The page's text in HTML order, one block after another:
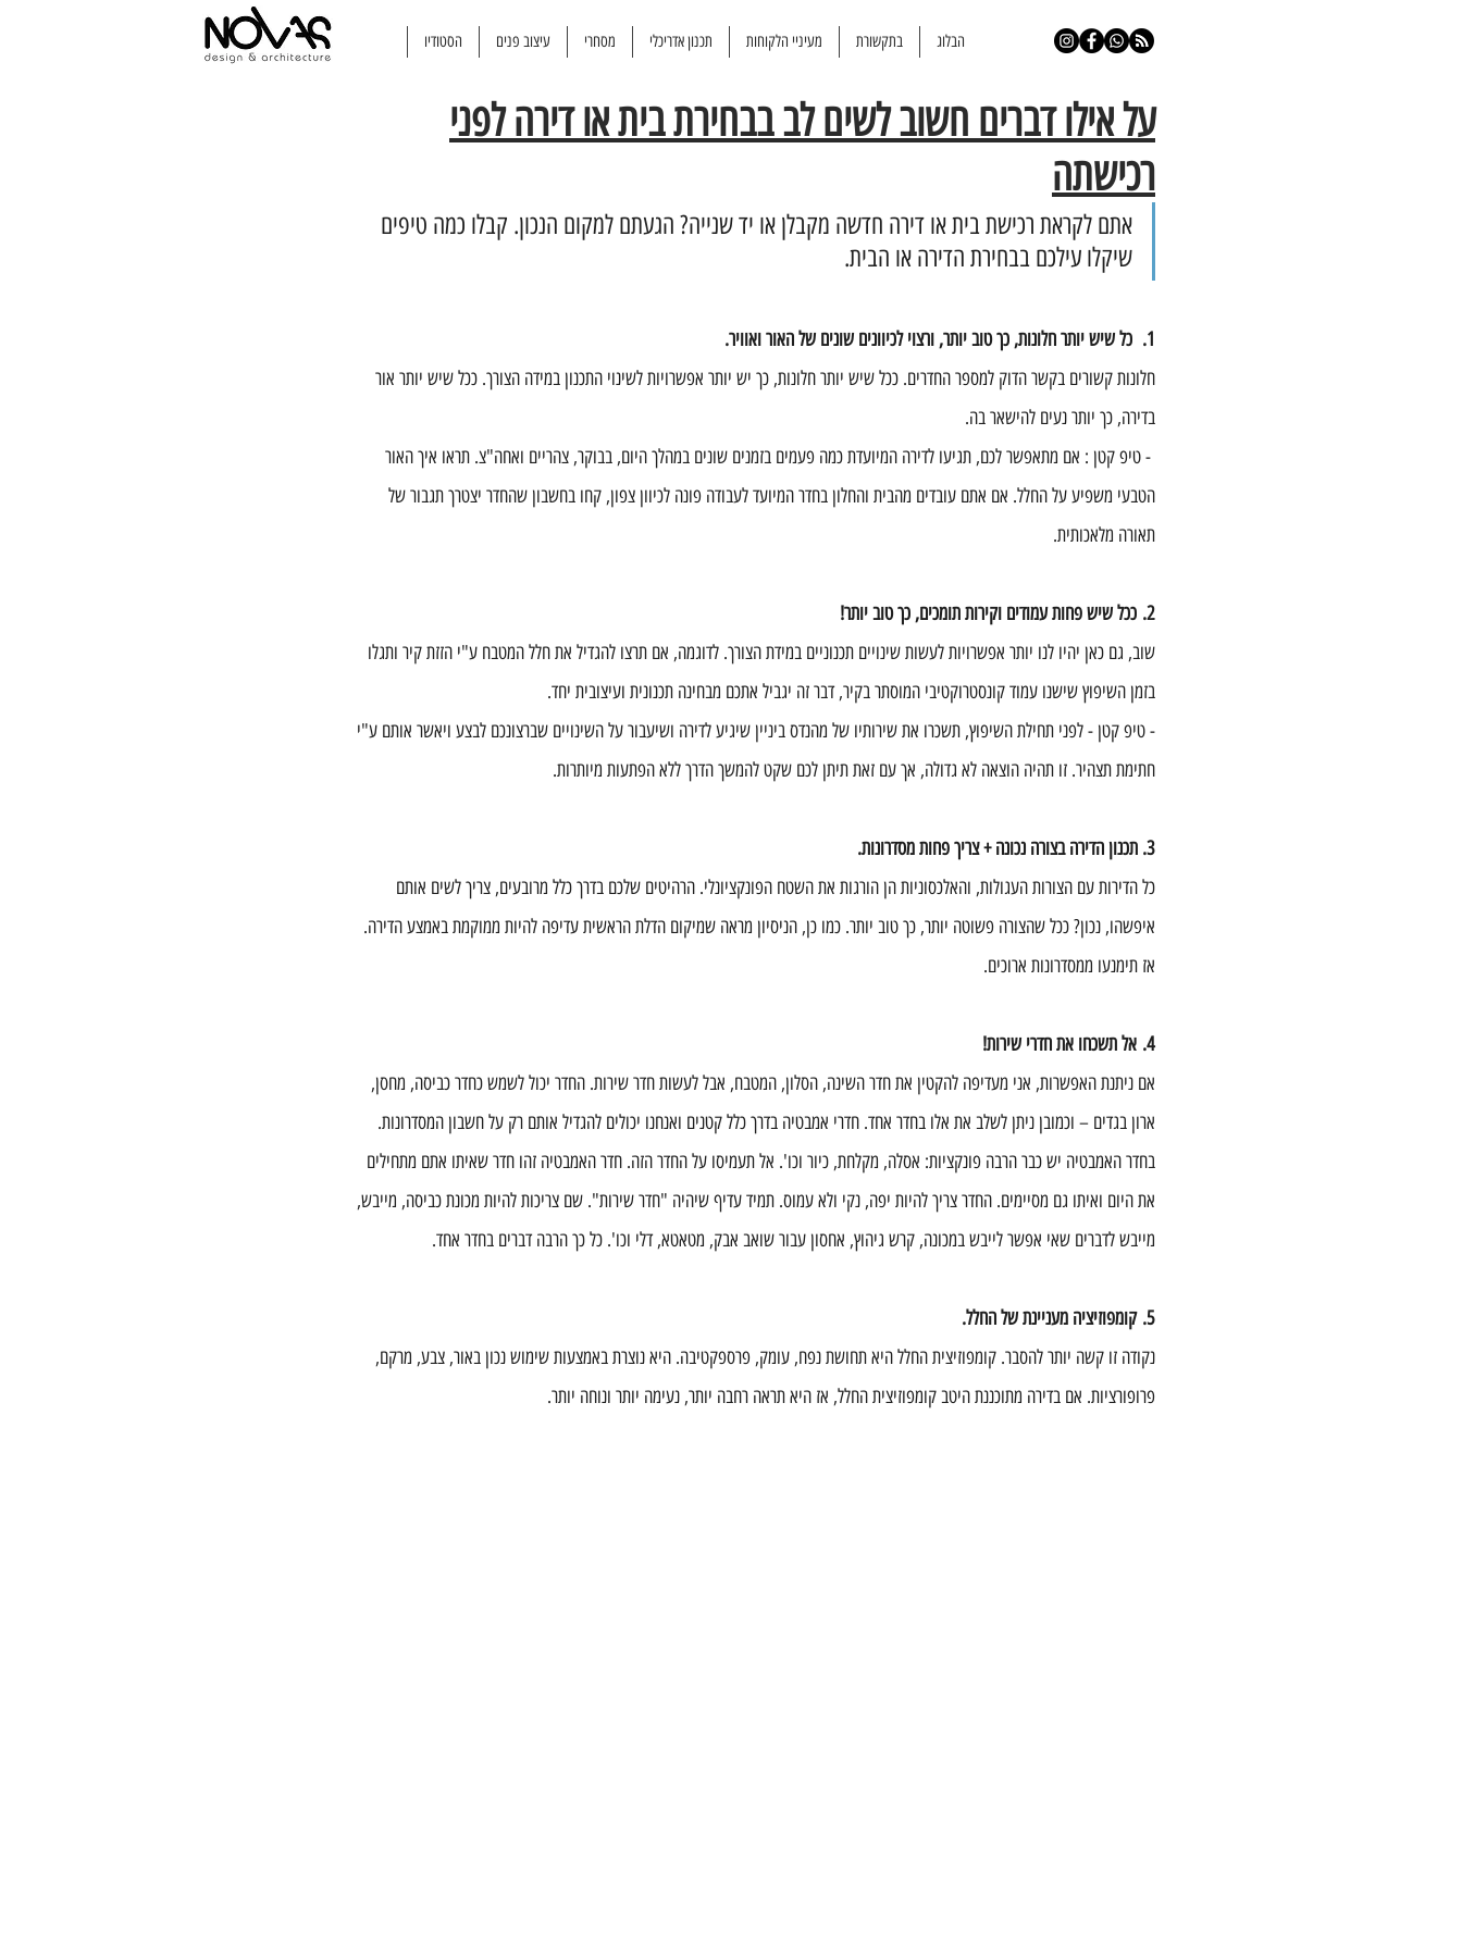
הסטודיו עיצוב פנים מסחרי תכנון אדריכלי מעיניי הלקוחות בתקשורת הבלוג
על אילו דברים חשוב לשים לב בבחירת בית או דירה לפני
רכישתה
אתם לקראת רכישת בית או דירה חדשה מקבלן או יד שנייה? הגעתם למקום הנכון. קבלו כמה טיפים
שיקלו עילכם בבחירת הדירה או הבית.
1.  כל שיש יותר חלונות, כך טוב יותר, ורצוי לכיוונים שונים של האור ואוויר.
חלונות קשורים בקשר הדוק למספר החדרים. ככל שיש יותר חלונות, כך יש יותר אפשרויות לשינוי התכנון במידה הצורך. ככל שיש יותר אור
בדירה, כך יותר נעים להישאר בה.
- טיפ קטן : אם מתאפשר לכם, תגיעו לדירה המיועדת כמה פעמים בזמנים שונים במהלך היום, בבוקר, צהריים ואחה"צ. תראו איך האור
הטבעי משפיע על החלל. אם אתם עובדים מהבית והחלון בחדר המיועד לעבודה פונה לכיוון צפון, קחו בחשבון שהחדר יצטרך תגבור של
תאורה מלאכותית.
2. ככל שיש פחות עמודים וקירות תומכים, כך טוב יותר!
שוב, גם כאן יהיו לנו יותר אפשרויות לעשות שינויים תכנוניים במידת הצורך. לדוגמה, אם תרצו להגדיל את חלל המטבח ע"י הזזת קיר ותגלו
בזמן השיפוץ שישנו עמוד קונסטרוקטיבי המוסתר בקיר, דבר זה יגביל אתכם מבחינה תכנונית ועיצובית יחד.
- טיפ קטן - לפני תחילת השיפוץ, תשכרו את שירותיו של מהנדס ביניין שיגיע לדירה ושיעבור על השינויים שברצונכם לבצע ויאשר אותם ע"י
חתימת תצהיר. זו תהיה הוצאה לא גדולה, אך עם זאת תיתן לכם שקט להמשך הדרך ללא הפתעות מיותרות.
3. תכנון הדירה בצורה נכונה + צריך פחות מסדרונות.
כל הדירות עם הצורות העגולות, והאלכסוניות הן הורגות את השטח הפונקציונלי. הרהיטים שלכם בדרך כלל מרובעים, צריך לשים אותם
איפשהו, נכון? ככל שהצורה פשוטה יותר, כך טוב יותר. כמו כן, הניסיון מראה שמיקום הדלת הראשית עדיפה להיות ממוקמת באמצע הדירה.
אז תימנעו ממסדרונות ארוכים.
4. אל תשכחו את חדרי שירות!
אם ניתנת האפשרות, אני מעדיפה להקטין את חדר השינה, הסלון, המטבח, אבל לעשות חדר שירות. החדר יכול לשמש כחדר כביסה, מחסן,
ארון בגדים – וכמובן ניתן לשלב את אלו בחדר אחד. חדרי אמבטיה בדרך כלל קטנים ואנחנו יכולים להגדיל אותם רק על חשבון המסדרונות.
בחדר האמבטיה יש כבר הרבה פונקציות: אסלה, מקלחת, כיור וכו'. אל תעמיסו על החדר הזה. חדר האמבטיה זהו חדר שאיתו אתם מתחילים
את היום ואיתו גם מסיימים. החדר צריך להיות יפה, נקי ולא עמוס. תמיד עדיף שיהיה "חדר שירות". שם צריכות להיות מכונת כביסה, מייבש,
מייבש לדברים שאי אפשר לייבש במכונה, קרש גיהוץ, אחסון עבור שואב אבק, מטאטא, דלי וכו'. כל כך הרבה דברים בחדר אחד.
5. קומפוזיציה מעניינת של החלל.
נקודה זו קשה יותר להסבר. קומפוזיצית החלל היא תחושת נפח, עומק, פרספקטיבה. היא נוצרת באמצעות שימוש נכון באור, צבע, מרקם,
פרופורציות. אם בדירה מתוכננת היטב קומפוזיצית החלל, אז היא תראה רחבה יותר, נעימה יותר ונוחה יותר.